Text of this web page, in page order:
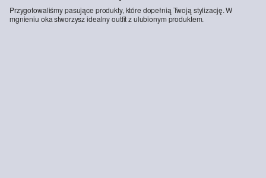
Przygotowaliśmy pasujące produkty, które dopełnią Twoją stylizację. W
mgnieniu oka stworzysz idealny outfit z ulubionym produktem.